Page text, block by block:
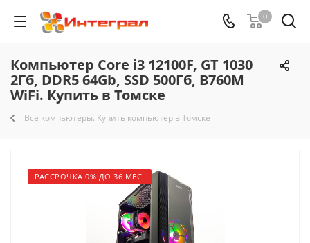
0
Компьютер Core i3 12100F, GT 1030
2Гб, DDR5 64Gb, SSD 500Гб, B760M
WiFi. Купить в Томске
Все компьютеры. Купить компьютер в Томске
РАССРОЧКА 0% ДО 36 МЕС.